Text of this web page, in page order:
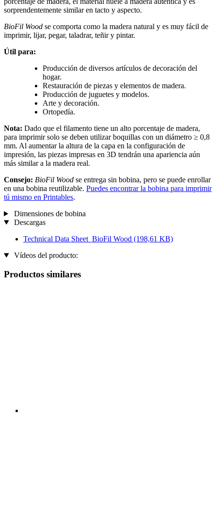
sorprendentemente similar en tacto y aspecto.
BioFil Wood se comporta como la madera natural y es muy fácil de
imprimir, lijar, pegar, taladrar, teñir y pintar.
Útil para:
Producción de diversos artículos de decoración del
hogar.
Restauración de piezas y elementos de madera.
Producción de juguetes y modelos.
Arte y decoración.
Ortopedía.
Nota: Dado que el filamento tiene un alto porcentaje de madera,
para imprimir solo se deben utilizar boquillas con un diámetro ≥ 0,8
mm. Al aumentar la altura de la capa en la configuración de
impresión, las piezas impresas en 3D tendrán una apariencia aún
más similar a la madera real.
Consejo: BioFil Wood se entrega sin bobina, pero se puede enrollar
en una bobina reutilizable. Puedes encontrar la bobina para imprimir
tú mismo en Printables.
Dimensiones de bobina
Descargas
Technical Data Sheet_BioFil Wood (198,61 KB)
Vídeos del producto:
Productos similares